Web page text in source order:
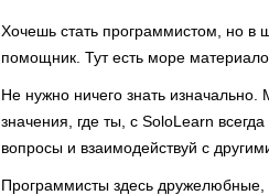
Хочешь стать программистом, но в
помощник. Тут есть море
Не нужно ничего знать
значения, где ты, с SoloLearn
вопросы и взаимодействуй с
Программисты здесь дружелюбные,